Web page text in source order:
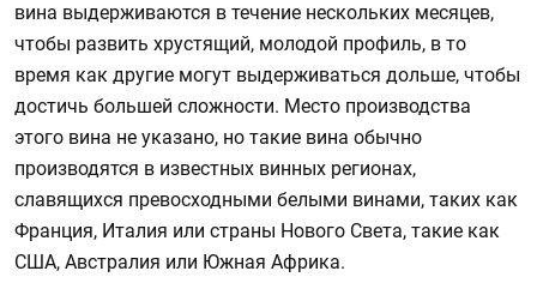
вина выдерживаются в течение нескольких месяцев,
чтобы развить хрустящий, молодой профиль, в то
время как другие могут выдерживаться дольше, чтобы
достичь большей сложности. Место производства
этого вина не указано, но такие вина обычно
производятся в известных винных регионах,
славящихся превосходными белыми винами, таких как
Франция, Италия или страны Нового Света, такие как
США, Австралия или Южная Африка.